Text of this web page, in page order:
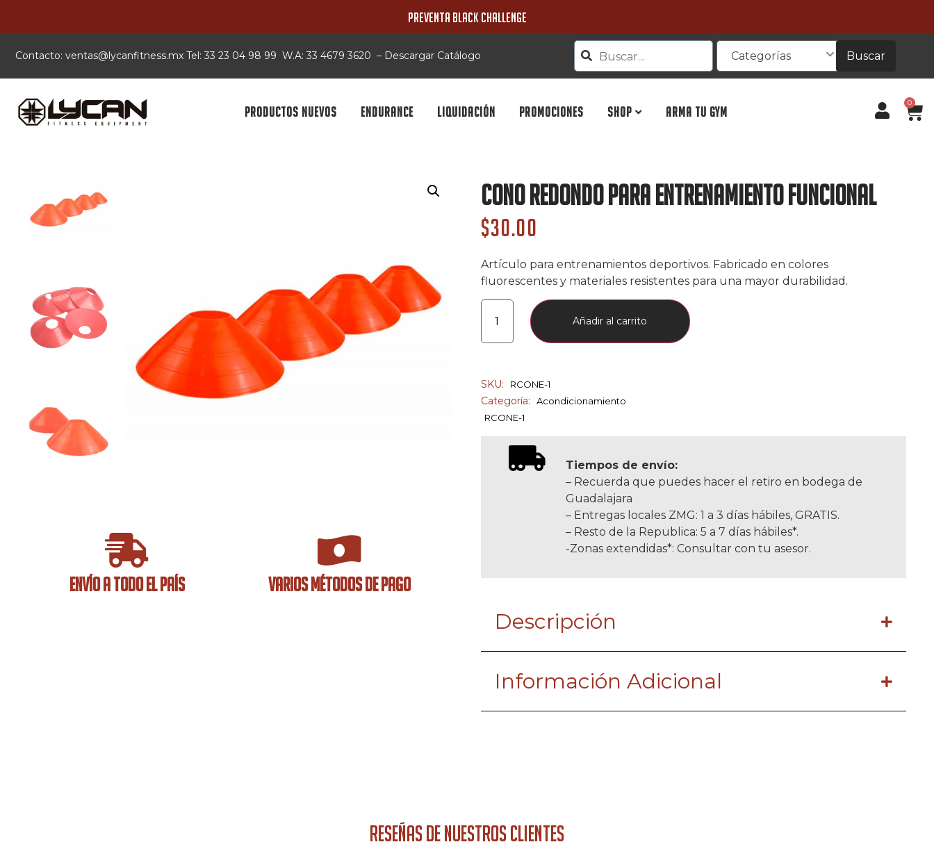
PREVENTA BLACK CHALLENGE
Contacto: xm.ssentifnacyl@satnev Tel: 33 23 04 98 99 W.A: 33 4679 3620 – Descargar Catálogo Categorías Buscar
PRODUCTOS NUEVOS ENDURANCE LIQUIDACIÓN PROMOCIONES SHOP ARMA TU GYM
0
ENVÍO A TODO EL PAÍS VARIOS MÉTODOS DE PAGO
Cono Redondo Para Entrenamiento Funcional
$30.00
Artículo para entrenamientos deportivos. Fabricado en colores
fluorescentes y materiales resistentes para una mayor durabilidad.
Añadir al carrito
SKU: RCONE-1
Categoría:
Acondicionamiento
RCONE-1
Tiempos de envío:
– Recuerda que puedes hacer el retiro en bodega de
Guadalajara
– Entregas locales ZMG: 1 a 3 días hábiles, GRATIS.
– Resto de la Republica: 5 a 7 días hábiles*.
-Zonas extendidas*: Consultar con tu asesor.
Descripción
Información Adicional
RESEÑAS DE NUESTROS CLIENTES